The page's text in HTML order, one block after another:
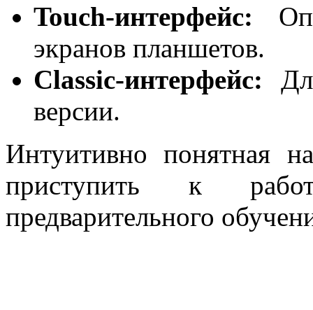
Touch-интерфейс:
экранов планшетов.
Classic-интерфейс:
версии.
Интуитивно понятная
приступить к
предварительного